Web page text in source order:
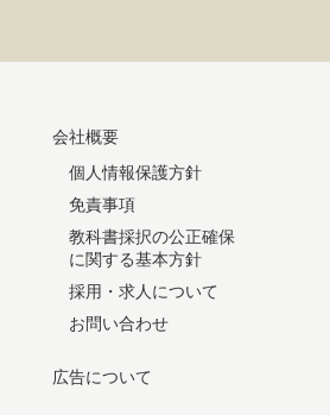
会社概要
個人情報保護方針
免責事項
教科書採択の公正確保
に関する基本方針
採用・求人について
お問い合わせ
広告について